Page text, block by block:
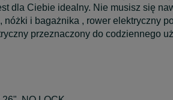
dla Ciebie idealny. Nie musisz się
i bagażnika , rower elektryczny
przeznaczony do codziennego